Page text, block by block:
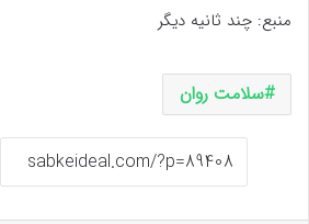
منبع: چند ثانیه دیگر
سلامت روان